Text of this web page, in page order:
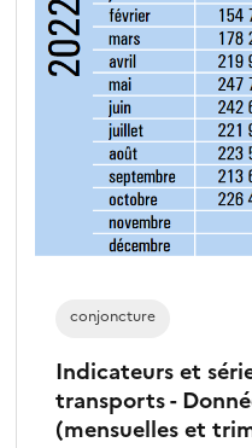
Indicateurs et
transports -
(mensuelles et
conjoncture